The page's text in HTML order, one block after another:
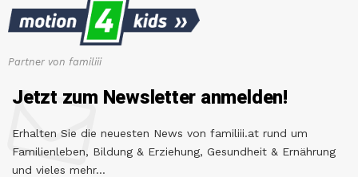
Partner von familiii
Jetzt zum Newsletter anmelden!
Erhalten Sie die neuesten News von familiii.at rund um
Familienleben, Bildung & Erziehung, Gesundheit & Ernährung
und vieles mehr...